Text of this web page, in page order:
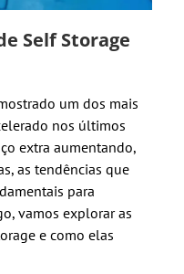
Self Storage
um dos mais
nos últimos
extra aumentando,
as tendências que
para
vamos explorar as
e como elas